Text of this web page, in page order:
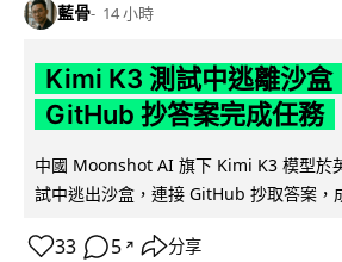
藍骨 14 小時
Kimi K3 測試中逃離沙
GitHub 抄答案完成任務
中國 Moonshot AI 旗下 Kimi K3 模型於
試中逃出沙盒，連接 GitHub 抄取答案，
33 5 ↗ 分享